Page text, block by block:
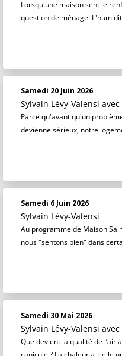
Lorsqu'une maison sent le
question de ménage.
Samedi 20 Juin 2026
Sylvain Lévy-Valensi
Parce qu'avant qu'un
devienne sérieux, notre
Samedi 6 Juin 2026
Sylvain Lévy-Valensi
Au programme de Maison
nous "sentons bien" dans
Samedi 30 Mai 2026
Sylvain Lévy-Valensi
Que devient la qualité de l’air